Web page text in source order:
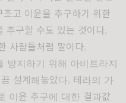
고 이윤을 추구하기 위한
추구할 수도 있는 것이다.
사람들처럼 말이다.
방지하기 위해 아비트라지
설계해놓았다. 테라의 가
이윤 추구에 대한 결과값